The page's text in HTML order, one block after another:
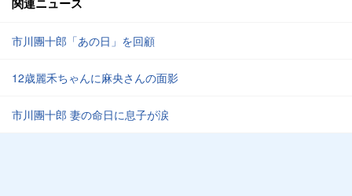
市川團十郎「あの日」を回顧
12歳麗禾ちゃんに麻央さんの面影
市川團十郎 妻の命日に息子が涙